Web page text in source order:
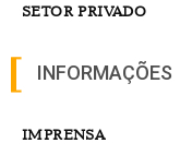
SETOR PRIVADO
INFORMAÇÕES
IMPRENSA